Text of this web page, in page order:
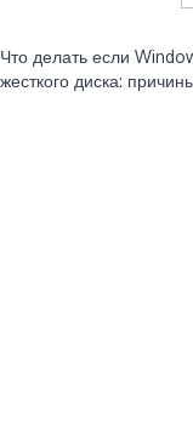
Что делать если
жесткого диска: